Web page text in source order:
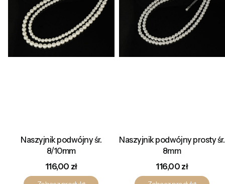
Naszyjnik podwójny śr.
8/10mm
Cena
116,00 zł
Naszyjnik podwójny prosty śr.
8mm
Cena
116,00 zł